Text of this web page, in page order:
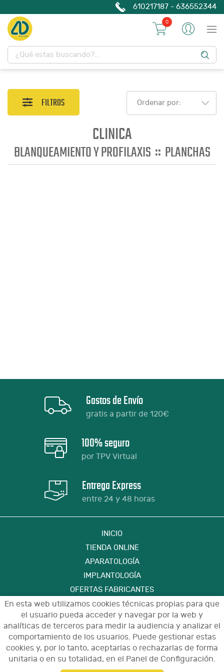
En esta web utilizamos cookies técnicas propias para que
el usuario pueda acceder y navegar por la web y
analíticas de terceros para medir la audiencia y analizar el
comportamiento de los usuarios. Puede gestionar estas
cookies y, por lo tanto, aceptarlas o rechazarlas de forma
unitaria o en su totalidad, en el Panel de Configuración.
610217187 - 636552344
0
FILTROS Ordenar por:
CLINICA
BLANQUEAMIENTO Y PROFILAXIS :: PLANCHAS
Gastos de Envío
gratis a partir de 120€
100% seguro
por TPV Virtual
Entrega Express
entre 24 y 48 horas
INICIO
TIENDA ONLINE
APARATOLOGÍA
IMPLANTOLOGÍA
OFERTAS FABRICANTES
FORMACIÓN
CONTACTO
Aviso Legal
Política de Privacidad de Datos
Política de Cookies
Configuración de Cookies